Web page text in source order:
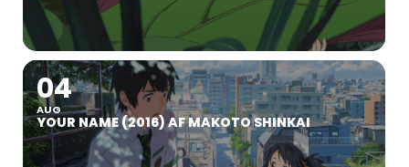
04
AUG
YOUR NAME (2016) AF MAKOTO SHINKAI